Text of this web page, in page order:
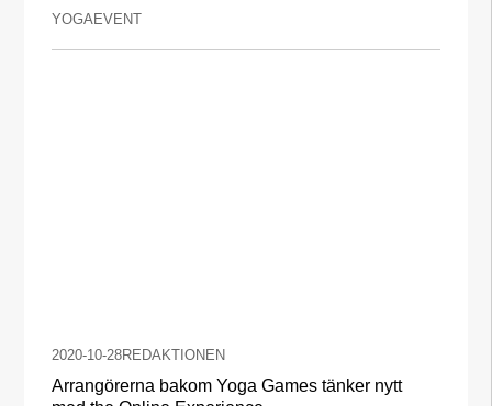
YOGAEVENT
2020-10-28REDAKTIONEN
Arrangörerna bakom Yoga Games tänker nytt